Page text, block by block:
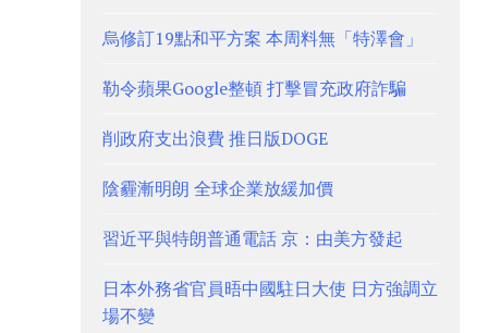
烏修訂19點和平方案 本周料無「特澤會」
勒令蘋果Google整頓 打擊冒充政府詐騙
削政府支出浪費 推日版DOGE
陰霾漸明朗 全球企業放緩加價
習近平與特朗普通電話 京：由美方發起
日本外務省官員晤中國駐日大使 日方強調立
場不變